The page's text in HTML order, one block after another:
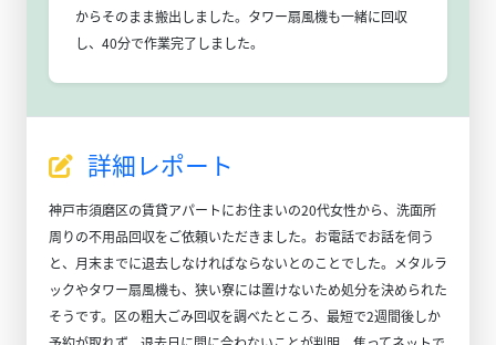
からそのまま搬出しました。タワー扇風機も一緒に回収
し、40分で作業完了しました。
詳細レポート
神戸市須磨区の賃貸アパートにお住まいの20代女性から、洗面所
周りの不用品回収をご依頼いただきました。お電話でお話を伺う
と、月末までに退去しなければならないとのことでした。メタルラ
ックやタワー扇風機も、狭い寮には置けないため処分を決められた
そうです。区の粗大ごみ回収を調べたところ、最短で2週間後しか